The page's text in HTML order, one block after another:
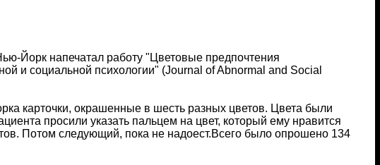
Йорк напечатал работу "Цветовые предпочтения
и социальной психологии" (Journal of Abnormal and Social
карточки, окрашенные в шесть разных цветов. Цвета были
просили указать пальцем на цвет, который ему нравится
Потом следующий, пока не надоест.Всего было опрошено 134